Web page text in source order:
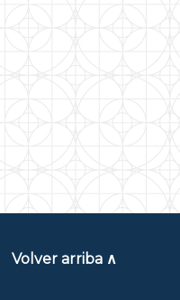
Volver arriba ∧